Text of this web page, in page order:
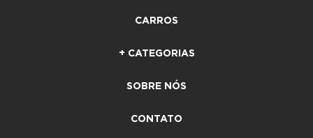
CARROS
+ CATEGORIAS
SOBRE NÓS
CONTATO